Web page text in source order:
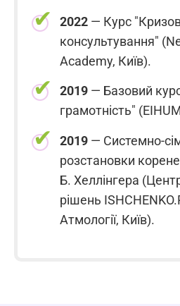
2022 — Курс
консультування"
Academy, Київ).
2019 — Базовий
грамотність"
2019 — Системно-
розстановки
Б. Хеллінгера
рішень
Атмології, Київ).